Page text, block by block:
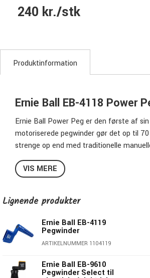
240 kr./stk
Produktinformation
Ernie Ball EB-4118 Power
Ernie Ball Power Peg er den første af sin
motoriserede pegwinder gør det op til
strenge op end med traditionelle
Power Peg drives af 4 AA-batterier
et proprietært universelt hoved, der
VIS MERE
Lignende produkter
Ernie Ball EB-4119
Pegwinder
ARTIKELNUMMER 1104119
Ernie Ball EB-9610
Pegwinder Select til